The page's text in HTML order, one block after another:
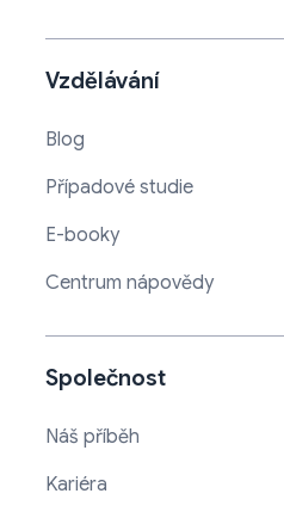
Vzdělávání
Blog
Případové studie
E-booky
Centrum nápovědy
Společnost
Náš příběh
Kariéra